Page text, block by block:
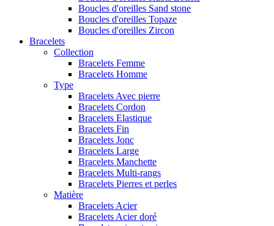
Boucles d'oreilles Sand stone
Boucles d'oreilles Topaze
Boucles d'oreilles Zircon
Bracelets
Collection
Bracelets Femme
Bracelets Homme
Type
Bracelets Avec pierre
Bracelets Cordon
Bracelets Elastique
Bracelets Fin
Bracelets Jonc
Bracelets Large
Bracelets Manchette
Bracelets Multi-rangs
Bracelets Pierres et perles
Matière
Bracelets Acier
Bracelets Acier doré